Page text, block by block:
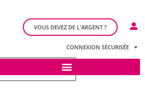
VOUS DEVEZ DE L'ARGENT ?
CONNEXION SÉCURISÉE